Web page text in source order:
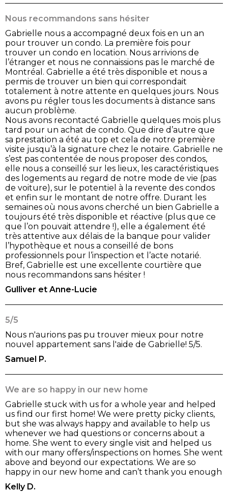
Nous recommandons sans hésiter
Gabrielle nous a accompagné deux fois en un an
pour trouver un condo. La première fois pour
trouver un condo en location. Nous arrivions de
l’étranger et nous ne connaissions pas le marché de
Montréal. Gabrielle a été très disponible et nous a
permis de trouver un bien qui correspondait
totalement à notre attente en quelques jours. Nous
avons pu régler tous les documents à distance sans
aucun problème.
Nous avons recontacté Gabrielle quelques mois plus
tard pour un achat de condo. Que dire d’autre que
sa prestation a été au top et cela de notre première
visite jusqu’à la signature chez le notaire. Gabrielle ne
s’est pas contentée de nous proposer des condos,
elle nous a conseillé sur les lieux, les caractéristiques
des logements au regard de notre mode de vie (pas
de voiture), sur le potentiel à la revente des condos
et enfin sur le montant de notre offre. Durant les
semaines où nous avons cherché un bien Gabrielle a
toujours été très disponible et réactive (plus que ce
que l’on pouvait attendre !), elle a également été
très attentive aux délais de la banque pour valider
l’hypothèque et nous a conseillé de bons
professionnels pour l’inspection et l’acte notarié.
Bref, Gabrielle est une excellente courtière que
nous recommandons sans hésiter !
Gulliver et Anne-Lucie
5/5
Nous n'aurions pas pu trouver mieux pour notre
nouvel appartement sans l'aide de Gabrielle! 5/5.
Samuel P.
We are so happy in our new home
Gabrielle stuck with us for a whole year and helped
us find our first home! We were pretty picky clients,
but she was always happy and available to help us
whenever we had questions or concerns about a
home. She went to every single visit and helped us
with our many offers/inspections on homes. She went
above and beyond our expectations. We are so
happy in our new home and can’t thank you enough
Kelly D.